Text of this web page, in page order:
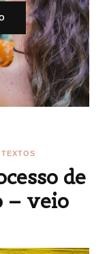
TEXTOS
de
– veio